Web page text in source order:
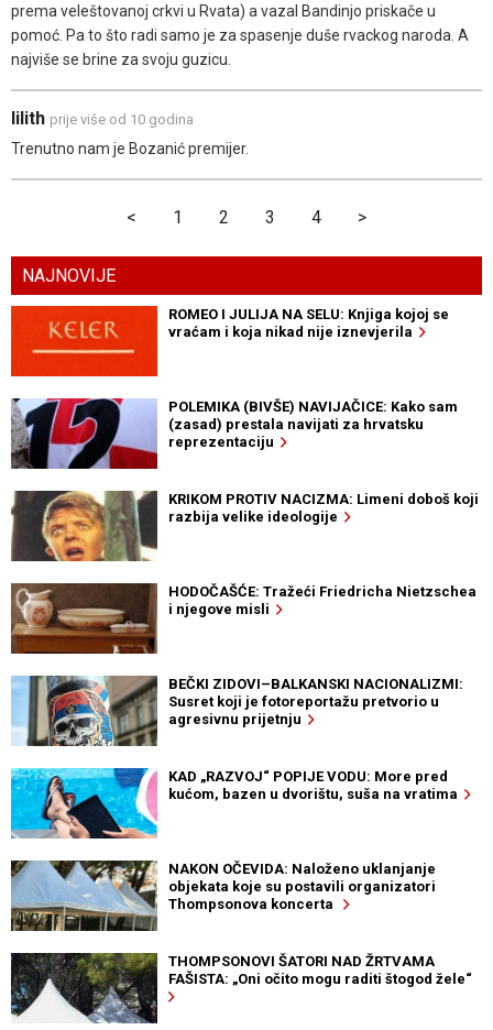
prema veleštovanoj crkvi u Rvata) a vazal Bandinjo priskače u
pomoć. Pa to što radi samo je za spasenje duše rvackog naroda. A
najviše se brine za svoju guzicu.
lilith prije više od 10 godina
Trenutno nam je Bozanić premijer.
< 1 2 3 4 >
NAJNOVIJE
ROMEO I JULIJA NA SELU: Knjiga kojoj se
vraćam i koja nikad nije iznevjerila
POLEMIKA (BIVŠE) NAVIJAČICE: Kako sam
(zasad) prestala navijati za hrvatsku
reprezentaciju
KRIKOM PROTIV NACIZMA: Limeni doboš koji
razbija velike ideologije
HODOČAŠĆE: Tražeći Friedricha Nietzschea
i njegove misli
BEČKI ZIDOVI–BALKANSKI NACIONALIZMI:
Susret koji je fotoreportažu pretvorio u
agresivnu prijetnju
KAD „RAZVOJ“ POPIJE VODU: More pred
kućom, bazen u dvorištu, suša na vratima
NAKON OČEVIDA: Naloženo uklanjanje
objekata koje su postavili organizatori
Thompsonova koncerta
THOMPSONOVI ŠATORI NAD ŽRTVAMA
FAŠISTA: „Oni očito mogu raditi štogod žele“